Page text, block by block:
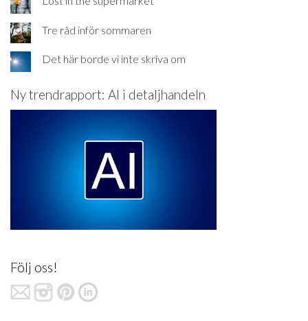
Tre råd inför sommaren
Det här borde vi inte skriva om
Ny trendrapport: AI i detaljhandeln
Följ oss!